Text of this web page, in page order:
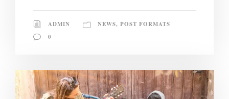
ADMIN NEWS, POST FORMATS
0